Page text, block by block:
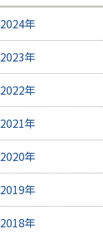
2024年
2023年
2022年
2021年
2020年
2019年
2018年